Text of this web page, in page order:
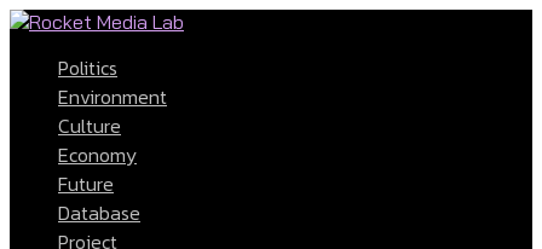
Politics
Environment
Culture
Economy
Future
Database
Project